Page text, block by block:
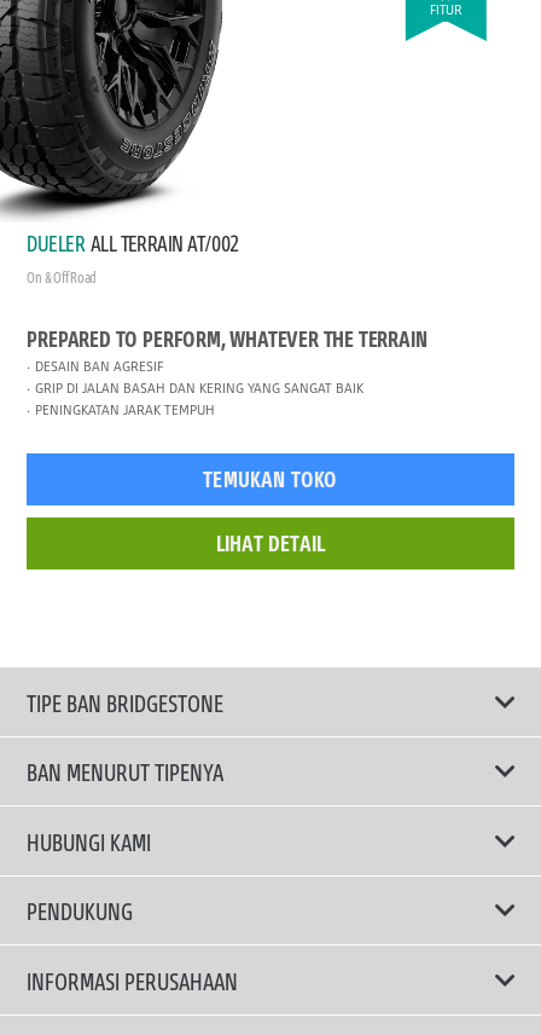
FITUR
DUELER ALL TERRAIN AT/002
On & Off Road
PREPARED TO PERFORM, WHATEVER THE TERRAIN
DESAIN BAN AGRESIF
GRIP DI JALAN BASAH DAN KERING YANG SANGAT BAIK
PENINGKATAN JARAK TEMPUH
TEMUKAN TOKO
LIHAT DETAIL
TIPE BAN BRIDGESTONE
TRUCKS & BUSES TYRES
BAN MENURUT TIPENYA
Ban ENLITEN
Ban Performa
Ban Touring
HUBUNGI KAMI
Email Kami
PENDUKUNG
Privacy Policy
Terms Of Use
INFORMASI PERUSAHAAN